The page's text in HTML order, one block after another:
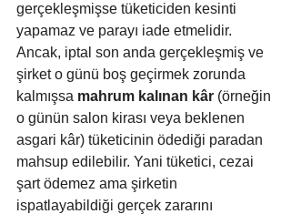
gerçekleşmişse tüketiciden kesinti
yapamaz ve parayı iade etmelidir.
Ancak, iptal son anda gerçekleşmiş ve
şirket o günü boş geçirmek zorunda
kalmışsa mahrum kalınan kâr (örneğin
o günün salon kirası veya beklenen
asgari kâr) tüketicinin ödediği paradan
mahsup edilebilir. Yani tüketici, cezai
şart ödemez ama şirketin
ispatlayabildiği gerçek zararını